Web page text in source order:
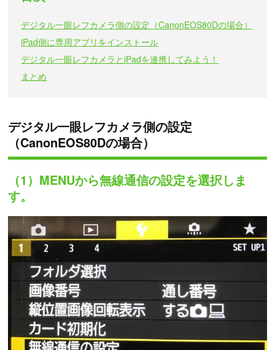
デジタル一眼レフカメラ側の設定（CanonEOS80Dの場合）
iPad側に専用アプリをインストール
デジタル一眼レフカメラとiPadを連携してみよう！
まとめ
デジタル一眼レフカメラ側の設定
（CanonEOS80Dの場合）
（1）MENUから無線通信の設定を選択しま
す。